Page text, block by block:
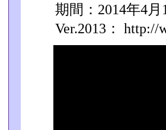
期間：2014年4
Ver.2013： http://